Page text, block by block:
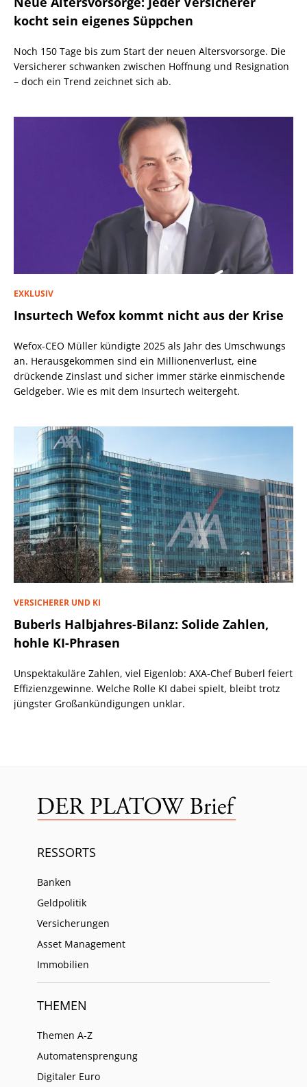
kocht sein eigenes Süppchen
Noch 150 Tage bis zum Start der neuen Altersvorsorge. Die
Versicherer schwanken zwischen Hoffnung und Resignation
– doch ein Trend zeichnet sich ab.
EXKLUSIV
Insurtech Wefox kommt nicht aus der Krise
Wefox-CEO Müller kündigte 2025 als Jahr des Umschwungs
an. Herausgekommen sind ein Millionenverlust, eine
drückende Zinslast und sicher immer stärke einmischende
Geldgeber. Wie es mit dem Insurtech weitergeht.
VERSICHERER UND KI
Buberls Halbjahres-Bilanz: Solide Zahlen,
hohle KI-Phrasen
Unspektakuläre Zahlen, viel Eigenlob: AXA-Chef Buberl feiert
Effizienzgewinne. Welche Rolle KI dabei spielt, bleibt trotz
jüngster Großankündigungen unklar.
RESSORTS
Banken
Geldpolitik
Versicherungen
Asset Management
Immobilien
THEMEN
Themen A-Z
Automatensprengung
Digitaler Euro